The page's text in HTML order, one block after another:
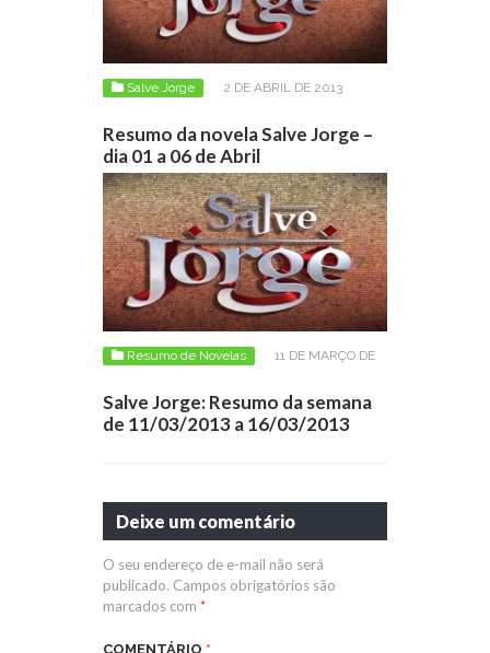
Salve Jorge 2 DE ABRIL DE 2013
Resumo da novela Salve Jorge –
dia 01 a 06 de Abril
Resumo de Novelas
11 DE MARÇO DE
Salve Jorge: Resumo da semana
de 11/03/2013 a 16/03/2013
Deixe um comentário
O seu endereço de e-mail não será
publicado. Campos obrigatórios são
marcados com *
COMENTÁRIO *